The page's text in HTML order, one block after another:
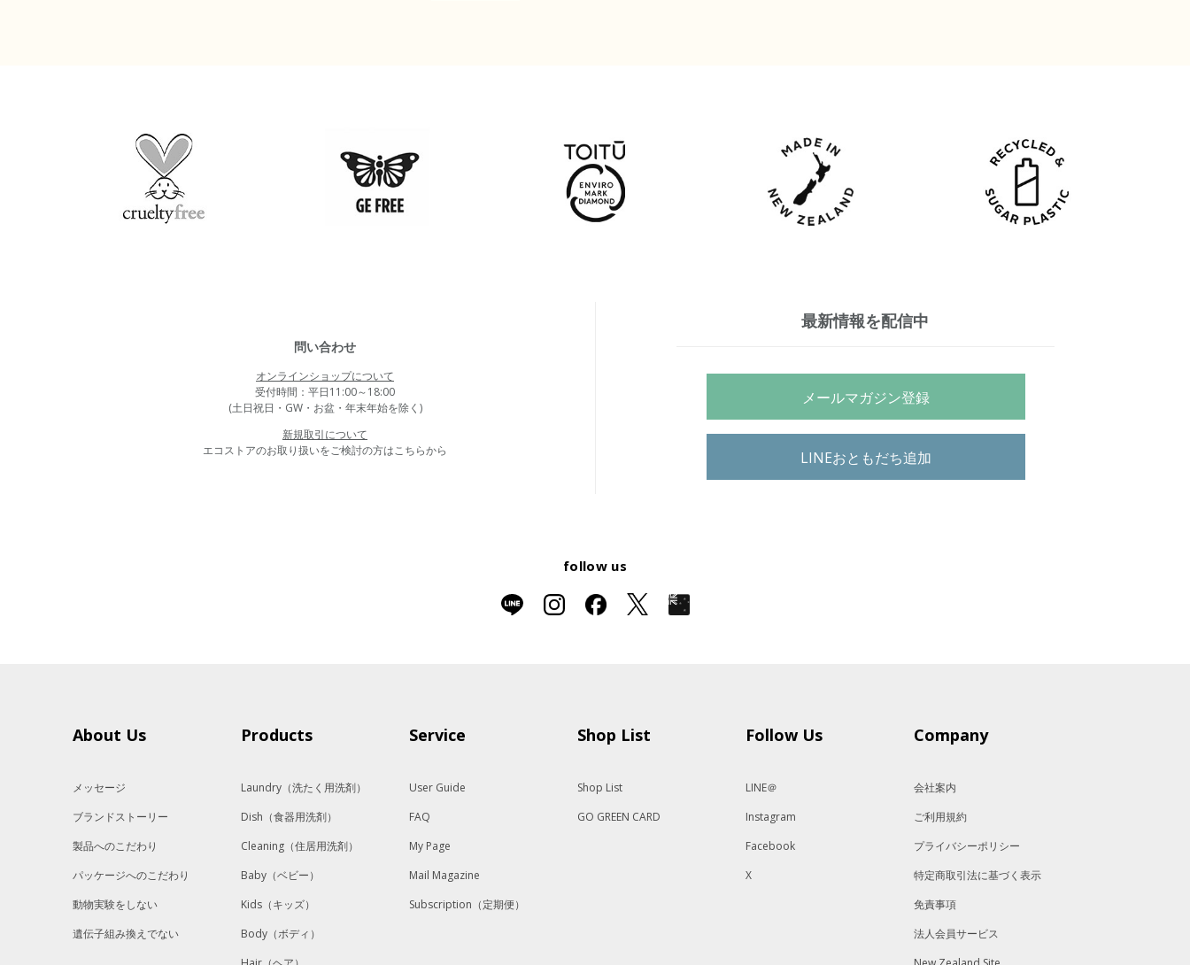
問い合わせ
オンラインショップについて
受付時間：平日11:00～18:00
(土日祝日・GW・お盆・年末年始を除く)
新規取引について
エコストアのお取り扱いをご検討の方はこちらから
最新情報を配信中
メールマガジン登録
LINEおともだち追加
follow us
About Us
メッセージ
ブランドストーリー
製品へのこだわり
パッケージへのこだわり
動物実験をしない
遺伝子組み換えでない
Products
Laundry （洗たく用洗剤）
Dish （食器用洗剤）
Cleaning （住居用洗剤）
Baby （ベビー）
Kids （キッズ）
Body （ボディ）
Service
User Guide
FAQ
My Page
Mail Magazine
Subscription（定期便）
Shop List
Shop List
GO GREEN CARD
Follow Us
LINE＠
Instagram
Facebook
X
Company
会社案内
ご利用規約
プライバシーポリシー
特定商取引法に基づく表示
免責事項
法人会員サービス